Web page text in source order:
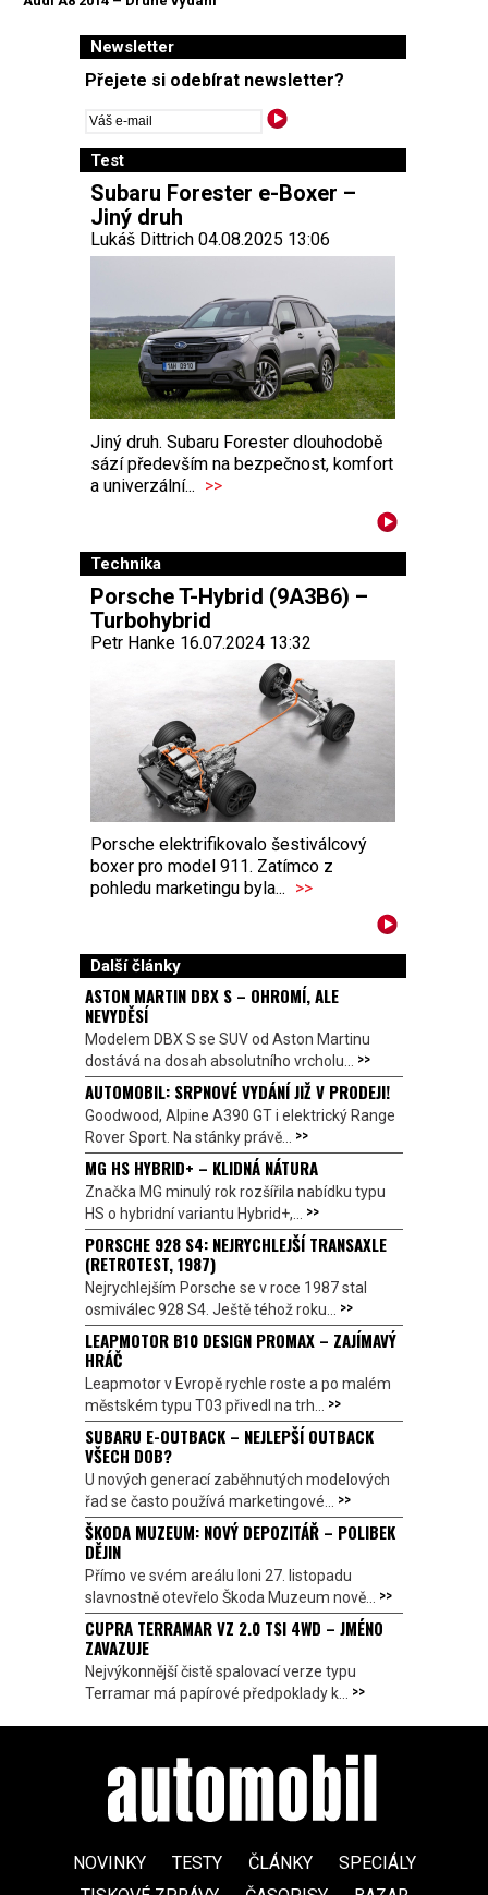
Newsletter
Přejete si odebírat newsletter?
Test
Subaru Forester e-Boxer –
Jiný druh
Lukáš Dittrich 04.08.2025 13:06
Jiný druh. Subaru Forester dlouhodobě
sází především na bezpečnost, komfort
a univerzální... >>
Technika
Porsche T-Hybrid (9A3B6) –
Turbohybrid
Petr Hanke 16.07.2024 13:32
Porsche elektrifikovalo šestiválcový
boxer pro model 911. Zatímco z
pohledu marketingu byla... >>
Další články
ASTON MARTIN DBX S – OHROMÍ, ALE
NEVYDĚSÍ
Modelem DBX S se SUV od Aston Martinu
dostává na dosah absolutního vrcholu... >>
AUTOMOBIL: SRPNOVÉ VYDÁNÍ JIŽ V PRODEJI!
Goodwood, Alpine A390 GT i elektrický Range
Rover Sport. Na stánky právě... >>
MG HS HYBRID+ – KLIDNÁ NÁTURA
Značka MG minulý rok rozšířila nabídku typu
HS o hybridní variantu Hybrid+,... >>
PORSCHE 928 S4: NEJRYCHLEJŠÍ TRANSAXLE
(RETROTEST, 1987)
Nejrychlejším Porsche se v roce 1987 stal
osmiválec 928 S4. Ještě téhož roku... >>
LEAPMOTOR B10 DESIGN PROMAX – ZAJÍMAVÝ
HRÁČ
Leapmotor v Evropě rychle roste a po malém
městském typu T03 přivedl na trh... >>
SUBARU E-OUTBACK – NEJLEPŠÍ OUTBACK
VŠECH DOB?
U nových generací zaběhnutých modelových
řad se často používá marketingové... >>
ŠKODA MUZEUM: NOVÝ DEPOZITÁŘ – POLIBEK
DĚJIN
Přímo ve svém areálu loni 27. listopadu
slavnostně otevřelo Škoda Muzeum nově... >>
CUPRA TERRAMAR VZ 2.0 TSI 4WD – JMÉNO
ZAVAZUJE
Nejvýkonnější čistě spalovací verze typu
Terramar má papírové předpoklady k... >>
NOVINKY TESTY ČLÁNKY
SPECIÁLY